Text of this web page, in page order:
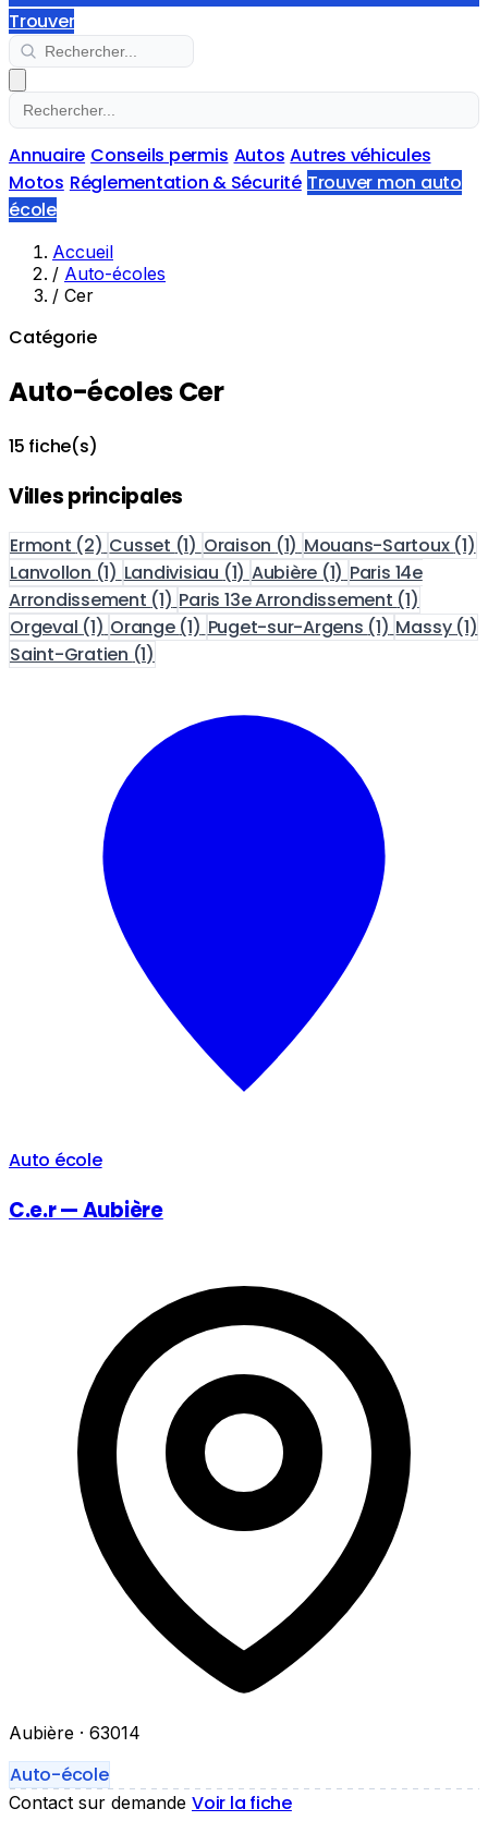
Trouver
Annuaire Conseils permis Autos Autres véhicules
Motos Réglementation & Sécurité Trouver mon auto
école
Accueil
/ Auto-écoles
/ Cer
Catégorie
Auto-écoles Cer
15 fiche(s)
Villes principales
Ermont (2) Cusset (1) Oraison (1) Mouans-Sartoux (1)
Lanvollon (1) Landivisiau (1) Aubière (1) Paris 14e
Arrondissement (1) Paris 13e Arrondissement (1)
Orgeval (1) Orange (1) Puget-sur-Argens (1) Massy (1)
Saint-Gratien (1)
Auto école
C.e.r — Aubière
Aubière · 63014
Auto-école
Contact sur demande Voir la fiche